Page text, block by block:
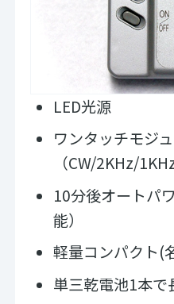
LED光源
ワンタッチモジ
（CW/2KHz/
10分後オートパ
能）
軽量コンパクト(
単三乾電池1本